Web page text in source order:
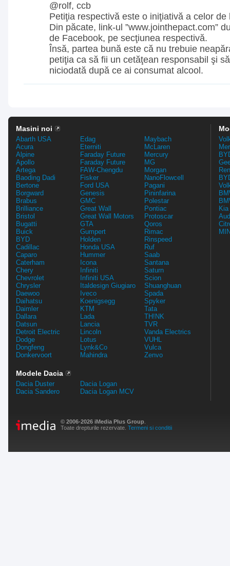
@rolf, ccb
Petiţia respectivă este o iniţiativă a celor de
Din păcate, link-ul ”www.jointhepact.com”
de Facebook, pe secţiunea respectivă.
Însă, partea bună este că nu trebuie
petiţia ca să fii un cetăţean responsabil şi
niciodată după ce ai consumat alcool.
Masini noi
Abarth USA
Acura
Alpine
Apollo
Artega
Baoding Dadi
Bertone
Borgward
Brabus
Brilliance
Bristol
Bugatti
Buick
BYD
Cadillac
Caparo
Caterham
Chery
Chevrolet
Chrysler
Daewoo
Daihatsu
Daimler
Dallara
Datsun
Detroit Electric
Dodge
Dongfeng
Donkervoort
Edag
Eterniti
Faraday Future
Faraday Future
FAW-Chengdu
Fisker
Ford USA
Genesis
GMC
Great Wall
Great Wall Motors
GTA
Gumpert
Holden
Honda USA
Hummer
Icona
Infiniti
Infiniti USA
Italdesign Giugiaro
Iveco
Koenigsegg
KTM
Lada
Lancia
Lincoln
Lotus
Lynk&Co
Mahindra
Maybach
McLaren
Mercury
MG
Morgan
NanoFlowcell
Pagani
Pininfarina
Polestar
Pontiac
Protoscar
Qoros
Rimac
Rinspeed
Ruf
Saab
Santana
Saturn
Scion
Shuanghuan
Spada
Spyker
Tata
TH!NK
TVR
Vanda Electrics
VUHL
Vulca
Zenvo
Modele Dacia
Dacia Duster
Dacia Sandero
Dacia Logan
Dacia Logan MCV
© 2006-2026 iMedia Plus Group
Toate drepturile rezervate. Termeni si conditii